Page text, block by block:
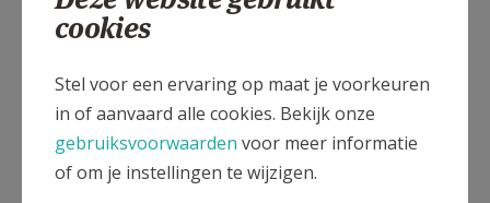
hun moeder, vader, meter, peter of echtgenoot naar
ziekenzalving te laten ontvangen.
Samen vieren kan je kracht geven om de weg te gaan
die je moet afleggen.
Vaak worden we geconfronteerd met ziekte, verlies
cookies
Stel voor een ervaring op maat je voorkeuren
in of aanvaard alle cookies. Bekijk onze
gebruiksvoorwaarden voor meer informatie
of om je instellingen te wijzigen.